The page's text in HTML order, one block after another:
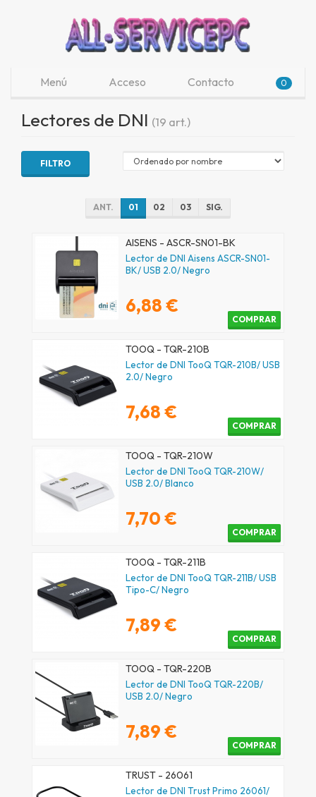
Menú Acceso Contacto 0
Lectores de DNI (19 art.)
FILTRO
ANT. 01 02 03 SIG.
AISENS - ASCR-SN01-BK
Lector de DNI Aisens ASCR-SN01-
BK/ USB 2.0/ Negro
6,88 €
COMPRAR
TOOQ - TQR-210B
Lector de DNI TooQ TQR-210B/ USB
2.0/ Negro
7,68 €
COMPRAR
TOOQ - TQR-210W
Lector de DNI TooQ TQR-210W/
USB 2.0/ Blanco
7,70 €
COMPRAR
TOOQ - TQR-211B
Lector de DNI TooQ TQR-211B/ USB
Tipo-C/ Negro
7,89 €
COMPRAR
TOOQ - TQR-220B
Lector de DNI TooQ TQR-220B/
USB 2.0/ Negro
7,89 €
COMPRAR
TRUST - 26061
Lector de DNI Trust Primo 26061/